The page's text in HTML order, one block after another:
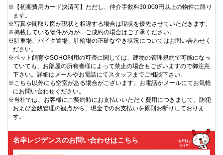
※【初期費用カード決済可】ただし、仲介手数料30,000円以上の物件に限り
ます。
※写真や間取り図が現状と相違する場合は現状を優先させていただきます。
※掲載している物件が万が一ご成約の場合はご了承ください。
※駐車場、バイク置場、駐輪場の正確な空き状況についてはお問い合わせく
ださい。
※ペット飼育やSOHO利用の可否に関しては、建物の管理規約で可能になっ
ていても、お部屋の所有者様によって禁止の場合もございますので御注意
下さい。詳細はメールやお電話にてスタッフまでご相談下さい。
※こちら以外にも空室がある場合がございます。お電話かメールにてお気軽
にお問い合わせください。
※当社では、お客様にご契約時にお支払いいただく費用につきまして、防犯
および金銭管理の観点から、現金でのお支払いを原則お断りしておりま
す。
名幸レジデンスのお問い合わせはこちら